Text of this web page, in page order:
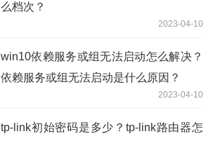
么档次？
2023-04-10
win10依赖服务或组无法启动怎么解决？
依赖服务或组无法启动是什么原因？
2023-04-10
tp-link初始密码是多少？tp-link路由器怎